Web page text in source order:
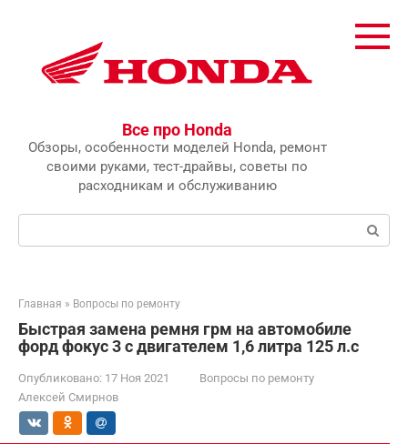
Все про Honda
Обзоры, особенности моделей Honda, ремонт
своими руками, тест-драйвы, советы по
расходникам и обслуживанию
Главная » Вопросы по ремонту
Быстрая замена ремня грм на автомобиле
форд фокус 3 с двигателем 1,6 литра 125 л.с
Опубликовано: 17 Ноя 2021
Вопросы по ремонту
Алексей Смирнов